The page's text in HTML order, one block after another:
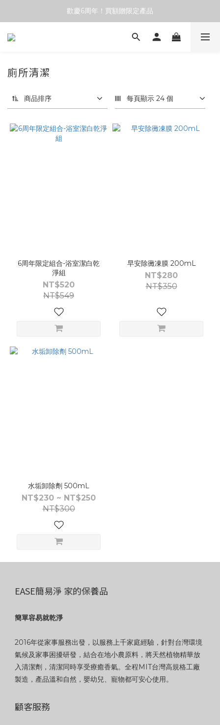
歡慶6周年！買額贈限定產品
歡慶6周年！買額贈限定產品
部分商品部分商品調漲價格，詳情請按這
廁所清潔
商品排序 每頁顯示 24 個
6周年限定組合-浴室潔白乾
淨組
NT$520
NT$549
早安除黴凍膜 200mL
NT$280
NT$350
水垢卸除劑 500mL
NT$230 ~ NT$250
NT$300
EASE簡易淨 家的保養品
簡單容易就乾淨
2016年從家事服務出發，以服務上千家庭經驗，針對台灣環境
氣候及家事困擾研發，結合在地小農原料，將天然植物精華放
入清潔劑，清潔同時享受療癒香氣。全程MIT台灣高規格工廠
製造，產品溫和自然，嬰幼兒、寵物都可安心使用。
顧客服務